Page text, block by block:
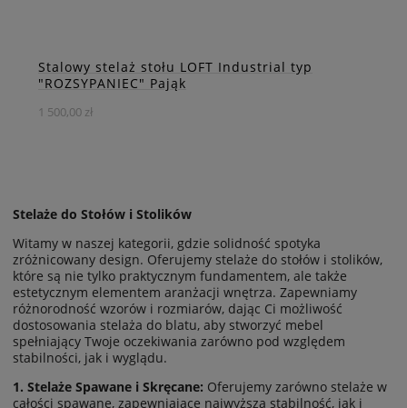
Stalowy stelaż stołu LOFT Industrial typ
"ROZSYPANIEC" Pająk
1 500,00 zł
Nowoczesny i wyjątkowy stelaż pod stół loft industrial,
który z nie tylko spełni Państwa oczekiwania ale i doda
wyjątkowego charakteru każdemu pomieszczeniu.
DO KOSZYKA
ZOBACZ WIĘCEJ
Stelaże do Stołów i Stolików
Witamy w naszej kategorii, gdzie solidność spotyka
zróżnicowany design. Oferujemy stelaże do stołów i stolików,
które są nie tylko praktycznym fundamentem, ale także
estetycznym elementem aranżacji wnętrza. Zapewniamy
różnorodność wzorów i rozmiarów, dając Ci możliwość
dostosowania stelaża do blatu, aby stworzyć mebel
spełniający Twoje oczekiwania zarówno pod względem
stabilności, jak i wyglądu.
1. Stelaże Spawane i Skręcane: Oferujemy zarówno stelaże w
całości spawane, zapewniające najwyższą stabilność, jak i